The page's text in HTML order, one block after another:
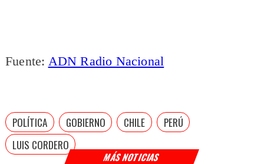
MÁS NOTICIAS
Fuente: ADN Radio Nacional
POLÍTICA GOBIERNO CHILE
PERÚ
LUIS CORDERO